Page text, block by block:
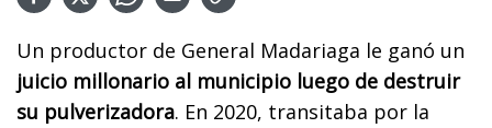
Un productor de General Madariaga le ganó un
juicio millonario al municipio luego de destruir
su pulverizadora. En 2020, transitaba por la